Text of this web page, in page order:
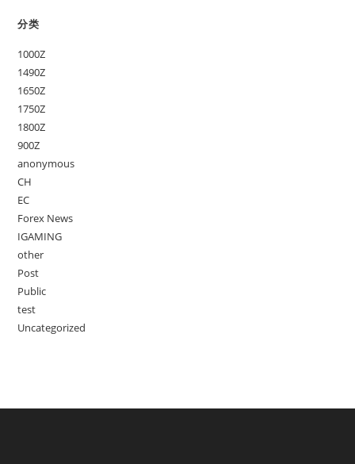
分类
1000Z
1490Z
1650Z
1750Z
1800Z
900Z
anonymous
CH
EC
Forex News
IGAMING
other
Post
Public
test
Uncategorized